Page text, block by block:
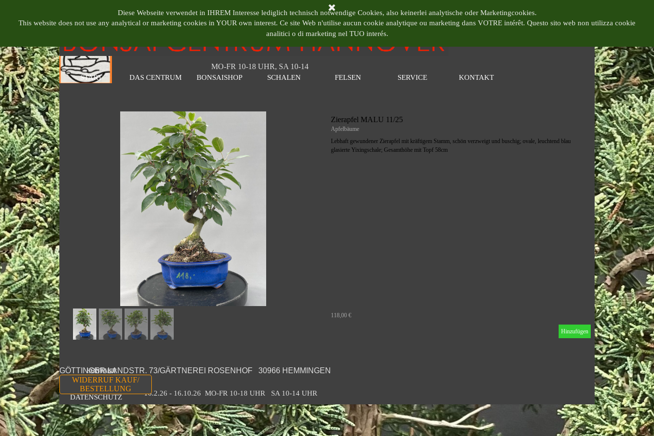
Diese Webseite verwendet in IHREM Interesse lediglich technisch notwendige Cookies, also keinerlei analytische oder Marketingcookies.
This website does not use any analytical or marketing cookies in YOUR own interest. Ce site Web n'utilise aucun cookie analytique ou marketing dans VOTRE intérêt. Questo sito web non utilizza cookie
analitici o di marketing nel TUO interés.
BONSAI CENTRUM HANNOVER
MO-FR 10-18 UHR, SA 10-14
Menü überspringen
START DAS CENTRUM ▼
BONSAISHOP ▼
SCHALEN ▼
FELSEN ▼
SERVICE ▼
KONTAKT
Zierapfel MALU 11/25
Apfelbäume
Lebhaft gewundener Zierapfel mit kräftigem Stamm, schön verzweigt und buschig; ovale, leuchtend blau
glasierte Yixingschale; Gesamthöhe mit Topf 58cm
118,00 €
Hinzufügen
GÖTTINGER LANDSTR. 73/GÄRTNEREI ROSENHOF   30966 HEMMINGEN
KONTAKT
ANFAHRT
WIDERRUF KAUF/
BESTELLUNG
TEL 0511 323258
IMPRESSUM
16.2.26 - 16.10.26  MO-FR 10-18 UHR   SA 10-14 UHR
DATENSCHUTZ
Zurück zum Seiteninhalt